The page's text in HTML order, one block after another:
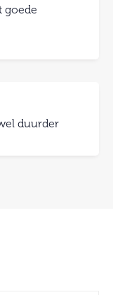
goede
duurder